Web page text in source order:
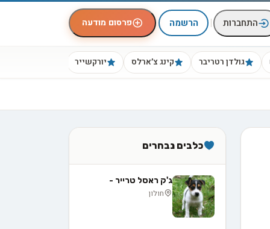
התחברות | הרשמה פרסום מודעה
גולדן רטריבר קינג צ׳ארלס יורקשייר
כלבים נבחרים
ג'ק ראסל טרייר -
חולון